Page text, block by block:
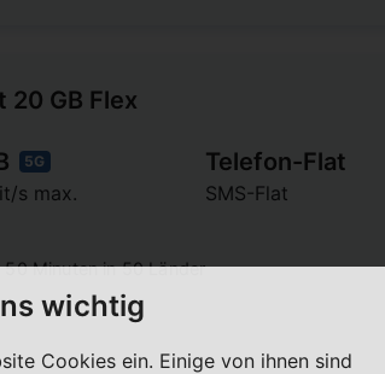
20 GB Flex
5G
s max.
Telefon-Flat
SMS-Flat
50 Minuten in 50 Länder
wichtig
Cookies ein. Einige von ihnen sind